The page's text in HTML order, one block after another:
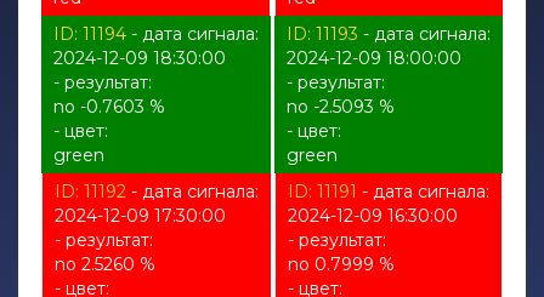
ID: 11194- дата сигнала:
2024-12-09 18:30:00
- результат:
no -0.7603 %
- цвет:
green
ID: 11193 - дата сигнала:
2024-12-09 18:00:00
- результат:
no -2.5093 %
- цвет:
green
ID: 11192- дата сигнала:
2024-12-09 17:30:00
- результат:
no 2.5260 %
- цвет:
ID: 11191 - дата сигнала:
2024-12-09 16:30:00
- результат:
no 0.7999 %
- цвет: